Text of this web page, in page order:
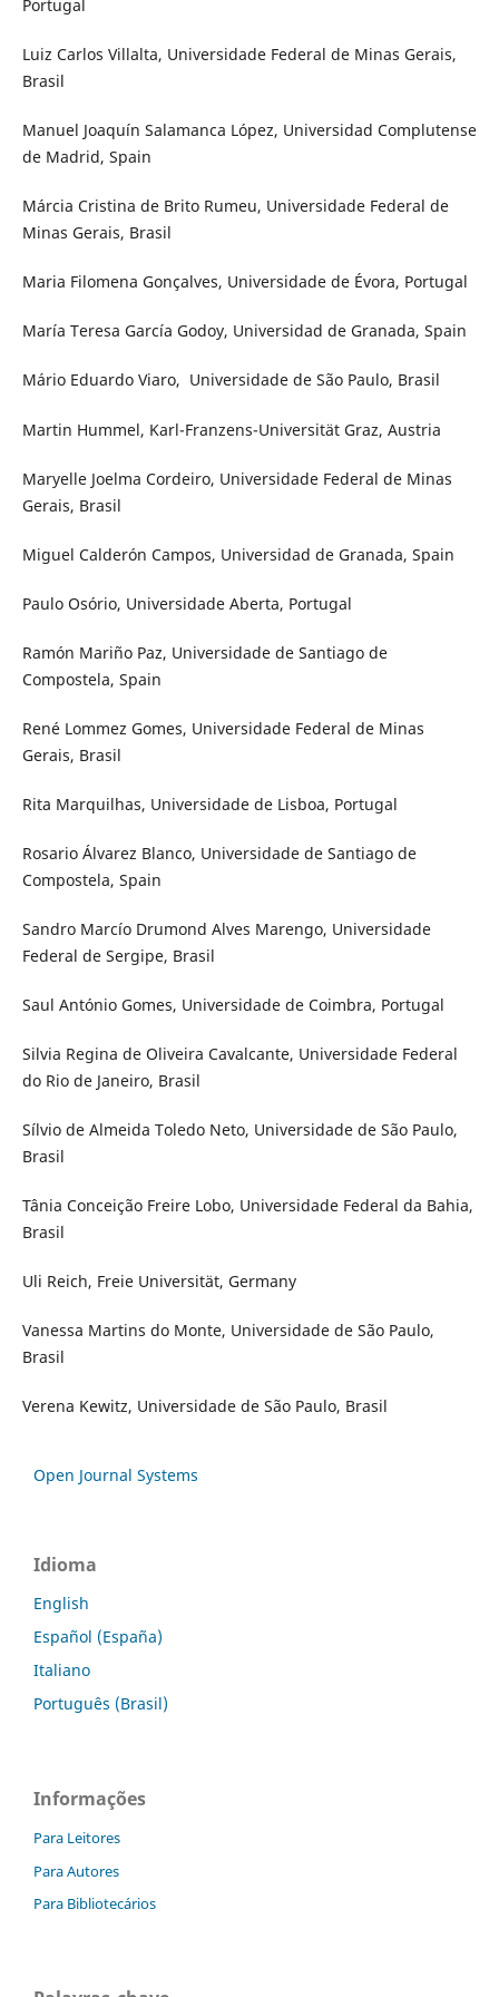
Portugal
Luiz Carlos Villalta, Universidade Federal de Minas Gerais,
Brasil
Manuel Joaquín Salamanca López, Universidad Complutense
de Madrid, Spain
Márcia Cristina de Brito Rumeu, Universidade Federal de
Minas Gerais, Brasil
Maria Filomena Gonçalves, Universidade de Évora, Portugal
María Teresa García Godoy, Universidad de Granada, Spain
Mário Eduardo Viaro, Universidade de São Paulo, Brasil
Martin Hummel, Karl-Franzens-Universität Graz, Austria
Maryelle Joelma Cordeiro, Universidade Federal de Minas
Gerais, Brasil
Miguel Calderón Campos, Universidad de Granada, Spain
Paulo Osório, Universidade Aberta, Portugal
Ramón Mariño Paz, Universidade de Santiago de
Compostela, Spain
René Lommez Gomes, Universidade Federal de Minas
Gerais, Brasil
Rita Marquilhas, Universidade de Lisboa, Portugal
Rosario Álvarez Blanco, Universidade de Santiago de
Compostela, Spain
Sandro Marcío Drumond Alves Marengo, Universidade
Federal de Sergipe, Brasil
Saul António Gomes, Universidade de Coimbra, Portugal
Silvia Regina de Oliveira Cavalcante, Universidade Federal
do Rio de Janeiro, Brasil
Sílvio de Almeida Toledo Neto, Universidade de São Paulo,
Brasil
Tânia Conceição Freire Lobo, Universidade Federal da Bahia,
Brasil
Uli Reich, Freie Universität, Germany
Vanessa Martins do Monte, Universidade de São Paulo,
Brasil
Verena Kewitz, Universidade de São Paulo, Brasil
Open Journal Systems
Idioma
English
Español (España)
Italiano
Português (Brasil)
Informações
Para Leitores
Para Autores
Para Bibliotecários